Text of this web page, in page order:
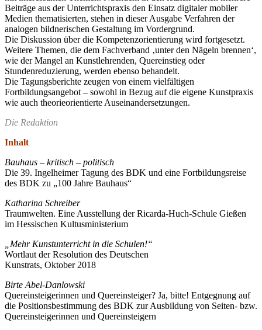
Beiträge aus der Unterrichtspraxis den Einsatz digitaler mobiler
Medien thematisierten, stehen in dieser Ausgabe Verfahren der
analogen bildnerischen Gestaltung im Vordergrund.
Die Diskussion über die Kompetenzorientierung wird fortgesetzt.
Weitere Themen, die dem Fachverband ‚unter den Nägeln brennen‘,
wie der Mangel an Kunstlehrenden, Quereinstieg oder
Stundenreduzierung, werden ebenso behandelt.
Die Tagungsberichte zeugen von einem vielfältigen
Fortbildungsangebot – sowohl in Bezug auf die eigene Kunstpraxis
wie auch theorieorientierte Auseinandersetzungen.
Die Redaktion
Inhalt
Bauhaus – kritisch – politisch
Die 39. Ingelheimer Tagung des BDK und eine Fortbildungsreise
des BDK zu „100 Jahre Bauhaus“
Katharina Schreiber
Traumwelten. Eine Ausstellung der Ricarda-Huch-Schule Gießen
im Hessischen Kultusministerium
„Mehr Kunstunterricht in die Schulen!“
Wortlaut der Resolution des Deutschen
Kunstrats, Oktober 2018
Birte Abel-Danlowski
Quereinsteigerinnen und Quereinsteiger? Ja, bitte! Entgegnung auf
die Positionsbestimmung des BDK zur Ausbildung von Seiten- bzw.
Quereinsteigerinnen und Quereinsteigern